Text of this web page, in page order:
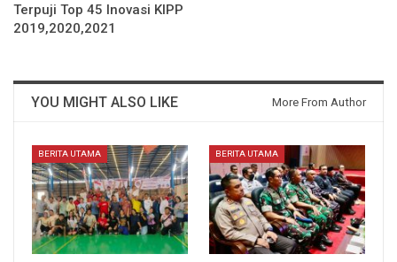
Terpuji Top 45 Inovasi KIPP
2019,2020,2021
YOU MIGHT ALSO LIKE More From Author
BERITA UTAMA BERITA UTAMA